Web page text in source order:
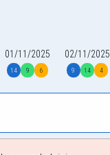
01/11/2025
14 9 6
02/11/2025
9 14 4